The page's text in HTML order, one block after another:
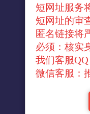
短网址服务
短网址的审
匿名链接将
必须：核实
我们客服
微信客服：
↓